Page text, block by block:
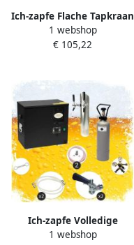
Ich-zapfe Flache Tapkraan
Micro-Matic Thekentap
Ideaal voor Bars en Horeca
R 5 8 en R 3 4 Aansluitingen
Veilig en Duurzaam
1 webshop
€ 105,22
Ich-zapfe Volledige
ondertoog
1 webshop